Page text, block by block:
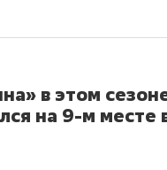
в этом
на 9-м